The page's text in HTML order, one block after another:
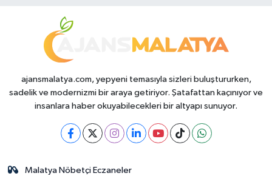
ajansmalatya.com, yepyeni temasıyla sizleri buluştururken,
sadelik ve modernizmi bir araya getiriyor. Şatafattan kaçınıyor ve
insanlara haber okuyabilecekleri bir altyapı sunuyor.
Malatya Nöbetçi Eczaneler